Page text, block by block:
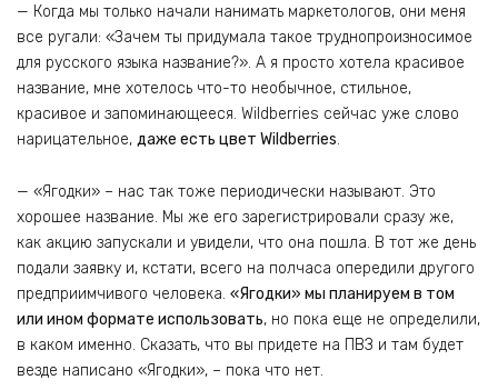
— Когда мы только начали нанимать маркетологов, они меня
все ругали: «Зачем ты придумала такое труднопроизносимое
для русского языка название?». А я просто хотела красивое
название, мне хотелось что-то необычное, стильное,
красивое и запоминающееся. Wildberries сейчас уже слово
нарицательное, даже есть цвет Wildberries.
— «Ягодки» – нас так тоже периодически называют. Это
хорошее название. Мы же его зарегистрировали сразу же,
как акцию запускали и увидели, что она пошла. В тот же день
подали заявку и, кстати, всего на полчаса опередили другого
предприимчивого человека. «Ягодки» мы планируем в том
или ином формате использовать, но пока еще не определили,
в каком именно. Сказать, что вы придете на ПВЗ и там будет
везде написано «Ягодки», – пока что нет.